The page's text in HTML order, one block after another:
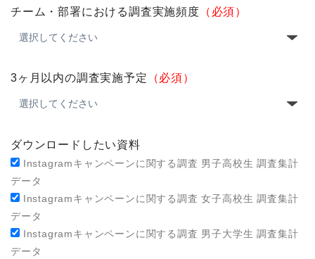
チーム・部署における調査実施頻度 （必須）
3ヶ月以内の調査実施予定 （必須）
ダウンロードしたい資料
Instagramキャンペーンに関する調査 男子高校生 調査集計
データ
Instagramキャンペーンに関する調査 女子高校生 調査集計
データ
Instagramキャンペーンに関する調査 男子大学生 調査集計
データ